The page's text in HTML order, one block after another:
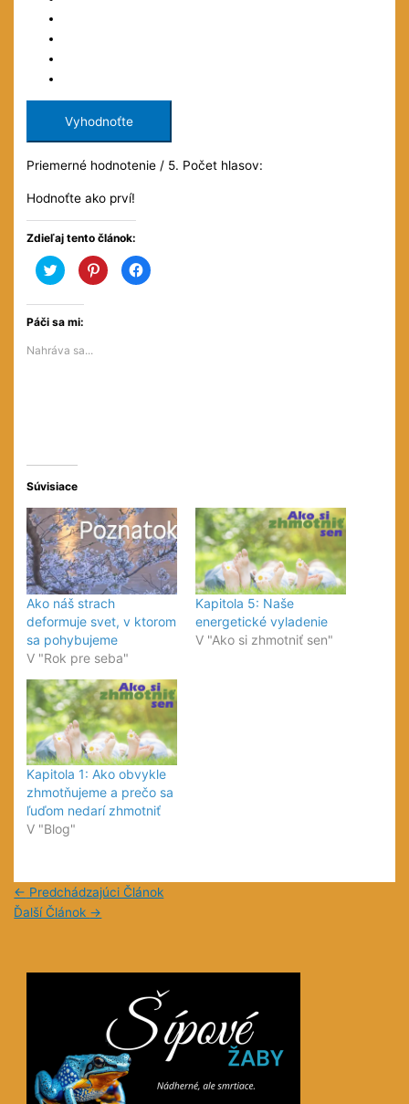
Vyhodnoťte
Priemerné hodnotenie / 5. Počet hlasov:
Hodnoťte ako prví!
Zdieľaj tento článok:
Kliknite
pre
zdieľanie
Twitter(Otvorí
novom
Kliknite
pre
zdieľanie
Kliknite
pre
Páči sa mi:
Nahráva sa...
Súvisiace
Ako náš strach
deformuje svet, v ktorom
sa pohybujeme
V "Rok pre seba"
Kapitola 5: Naše
energetické vyladenie
V "Ako si zhmotniť sen"
Kapitola 1: Ako obvykle
zhmotňujeme a prečo sa
ľuďom nedarí zhmotniť
V "Blog"
← Predchádzajúci Článok
Ďalší Článok →